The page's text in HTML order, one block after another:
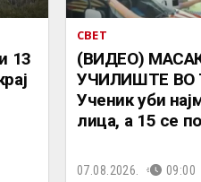
13
СВЕТ
(ВИДЕО)
УЧИЛИШТЕ ВО
Ученик уби
лица, а 15 се
07.08.2026. 09:00